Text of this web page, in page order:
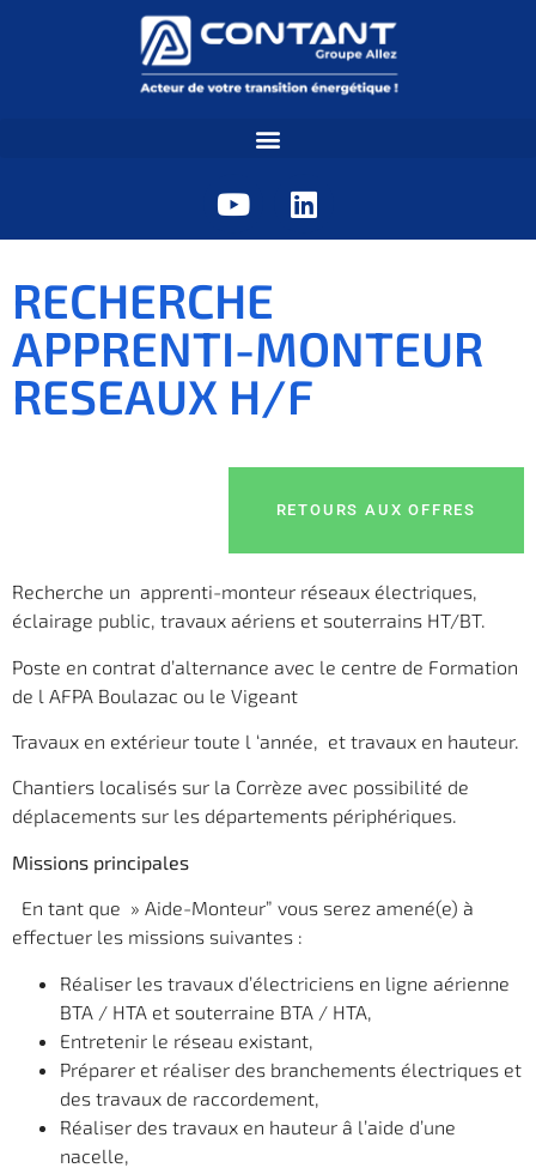
RECHERCHE
APPRENTI-MONTEUR
RESEAUX H/F
RETOURS AUX OFFRES
Recherche un apprenti-monteur réseaux électriques,
éclairage public, travaux aériens et souterrains HT/BT.
Poste en contrat d’alternance avec le centre de Formation
de l AFPA Boulazac ou le Vigeant
Travaux en extérieur toute l ‘année, et travaux en hauteur.
Chantiers localisés sur la Corrèze avec possibilité de
déplacements sur les départements périphériques.
Missions principales
En tant que » Aide-Monteur” vous serez amené(e) à
effectuer les missions suivantes :
Réaliser les travaux d’électriciens en ligne aérienne
BTA / HTA et souterraine BTA / HTA,
Entretenir le réseau existant,
Préparer et réaliser des branchements électriques et
des travaux de raccordement,
Réaliser des travaux en hauteur â l’aide d’une
nacelle,